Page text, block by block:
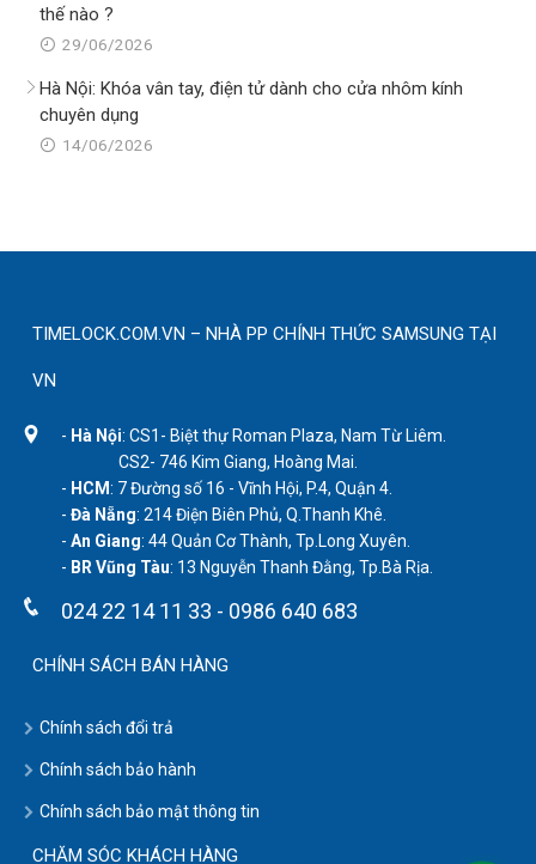
thế nào ?
29/06/2026
Hà Nội: Khóa vân tay, điện tử dành cho cửa nhôm kính
chuyên dụng
14/06/2026
TIMELOCK.COM.VN – NHÀ PP CHÍNH THỨC SAMSUNG TẠI
VN
- Hà Nội: CS1- Biệt thự Roman Plaza, Nam Từ Liêm.
CS2- 746 Kim Giang, Hoàng Mai.
- HCM: 7 Đường số 16 - Vĩnh Hội, P.4, Quận 4.
- Đà Nẵng: 214 Điện Biên Phủ, Q.Thanh Khê.
- An Giang: 44 Quản Cơ Thành, Tp.Long Xuyên.
- BR Vũng Tàu: 13 Nguyễn Thanh Đằng, Tp.Bà Rịa.
024 22 14 11 33 - 0986 640 683
CHÍNH SÁCH BÁN HÀNG
Chính sách đổi trả
Chính sách bảo hành
Chính sách bảo mật thông tin
CHĂM SÓC KHÁCH HÀNG